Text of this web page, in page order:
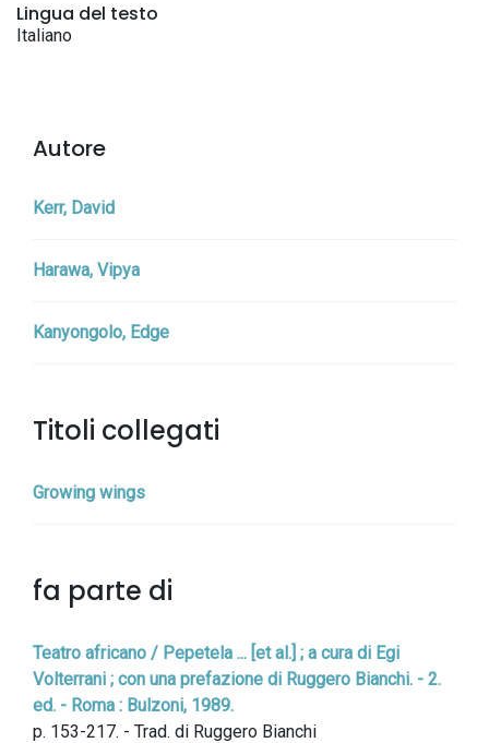
Lingua del testo
Italiano
Autore
Kerr, David
Harawa, Vipya
Kanyongolo, Edge
Titoli collegati
Growing wings
fa parte di
Teatro africano / Pepetela ... [et al.] ; a cura di Egi
Volterrani ; con una prefazione di Ruggero Bianchi. - 2.
ed. - Roma : Bulzoni, 1989.
p. 153-217. - Trad. di Ruggero Bianchi